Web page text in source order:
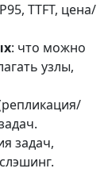
TTFT, цена/
: что можно
узлы,
задач,